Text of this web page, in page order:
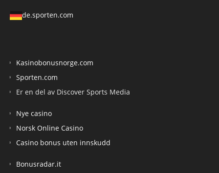
de.sporten.com
Kasinobonusnorge.com
Sporten.com
Er en del av Discover Sports Media
Nye casino
Norsk Online Casino
Casino bonus uten innskudd
Bonusradar.it